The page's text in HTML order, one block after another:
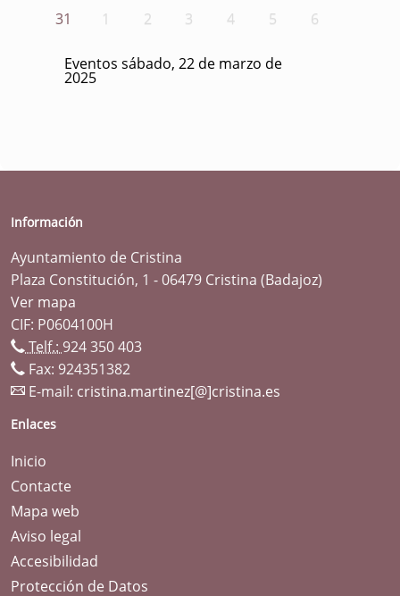
31
1 2 3 4 5 6
Eventos sábado, 22 de marzo de
2025
Información
Ayuntamiento de Cristina
Plaza Constitución, 1 - 06479 Cristina (Badajoz)
Ver mapa
CIF: P0604100H
Telf.: 924 350 403
Fax: 924351382
E-mail: cristina.martinez[@]cristina.es
Enlaces
Inicio
Contacte
Mapa web
Aviso legal
Accesibilidad
Protección de Datos